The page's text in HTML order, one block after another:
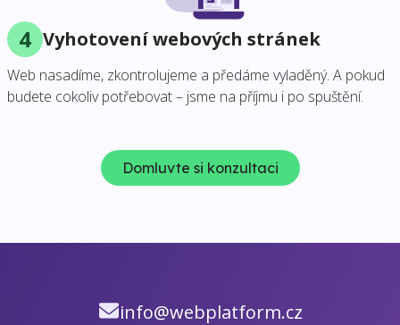
4 Vyhotovení webových stránek
Web nasadíme, zkontrolujeme a předáme vyladěný. A pokud
budete cokoliv potřebovat – jsme na příjmu i po spuštění.
Domluvte si konzultaci
info@webplatform.cz